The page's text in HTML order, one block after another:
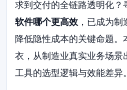
求到交付的全链路透明化？
软件哪个更高效 ，已成为制
降低隐性成本的关键命题。
衣，从制造业真实业务场景
工具的选型逻辑与效能差异。